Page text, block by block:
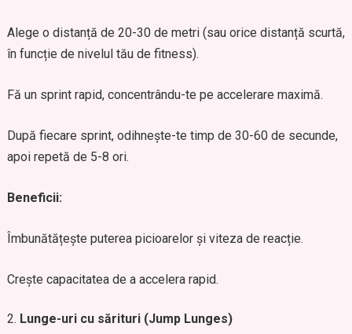
Alege o distanță de 20-30 de metri (sau orice distanță scurtă,
în funcție de nivelul tău de fitness).
Fă un sprint rapid, concentrându-te pe accelerare maximă.
După fiecare sprint, odihnește-te timp de 30-60 de secunde,
apoi repetă de 5-8 ori.
Beneficii:
Îmbunătățește puterea picioarelor și viteza de reacție.
Crește capacitatea de a accelera rapid.
Lunge-uri cu sărituri (Jump Lunges)